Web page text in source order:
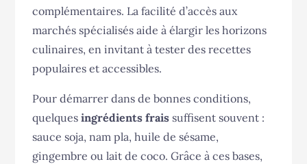
complémentaires. La facilité d’accès aux
marchés spécialisés aide à élargir les horizons
culinaires, en invitant à tester des recettes
populaires et accessibles.
Pour démarrer dans de bonnes conditions,
quelquesingrédients frais suffisent souvent :
sauce soja, nam pla, huile de sésame,
gingembre ou lait de coco. Grâce à ces bases,